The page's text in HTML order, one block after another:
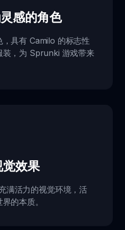
感的角色
具有 Camilo 的标志性
装，为 Sprunki 游戏带来
效果
满活力的视觉环境，活
的本质。